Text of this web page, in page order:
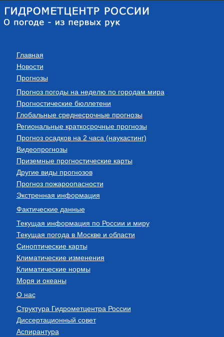
Главная
Новости
Прогнозы
Прогноз погоды на неделю по городам мира
Прогностические бюллетени
Глобальные среднесрочные прогнозы
Региональные краткосрочные прогнозы
Прогноз осадков на 2 часа (наукастинг)
Видеопрогнозы
Приземные прогностические карты
Другие виды прогнозов
Прогноз пожароопасности
Экстренная информация
Фактические данные
Текущая информация по России и миру
Текущая погода в Москве и области
Синоптические карты
Климатические изменения
Климатические нормы
Моря и океаны
О нас
Структура Гидрометцентра России
Диссертационный совет
Аспирантура